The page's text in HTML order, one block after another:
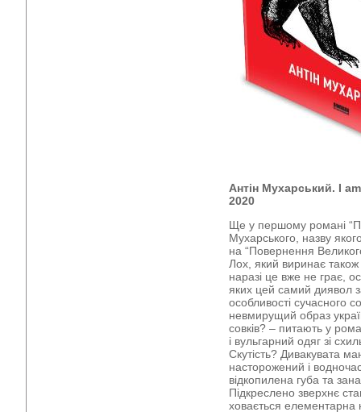
Антін Мухарський. I
2020
Ще у першому романі
Мухарського, назву
на “Повернення
Лох, який виринає також
наразі це вже не грає,
яких цей самий диявол
особливості сучасного
невмирущий образ
совків? – питають у
і вульгарний одяг зі
Скутість? Дивакувата
насторожений і
відкопилена губа та
Підкреслено зверхнє
ховається елементарна